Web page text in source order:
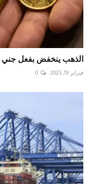
الذهب ينخفض بفعل جني
فبراير 19, 2025 0